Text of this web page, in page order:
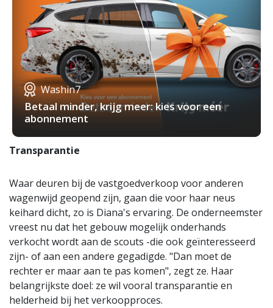
Washin7
Betaal minder, krijg meer: kies voor een
abonnement
Transparantie
Waar deuren bij de vastgoedverkoop voor anderen
wagenwijd geopend zijn, gaan die voor haar neus
keihard dicht, zo is Diana's ervaring. De onderneemster
vreest nu dat het gebouw mogelijk onderhands
verkocht wordt aan de scouts -die ook geïnteresseerd
zijn- of aan een andere gegadigde. "Dan moet de
rechter er maar aan te pas komen", zegt ze. Haar
belangrijkste doel: ze wil vooral transparantie en
helderheid bij het verkoopproces.